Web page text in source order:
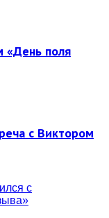
«День поля
с Виктором